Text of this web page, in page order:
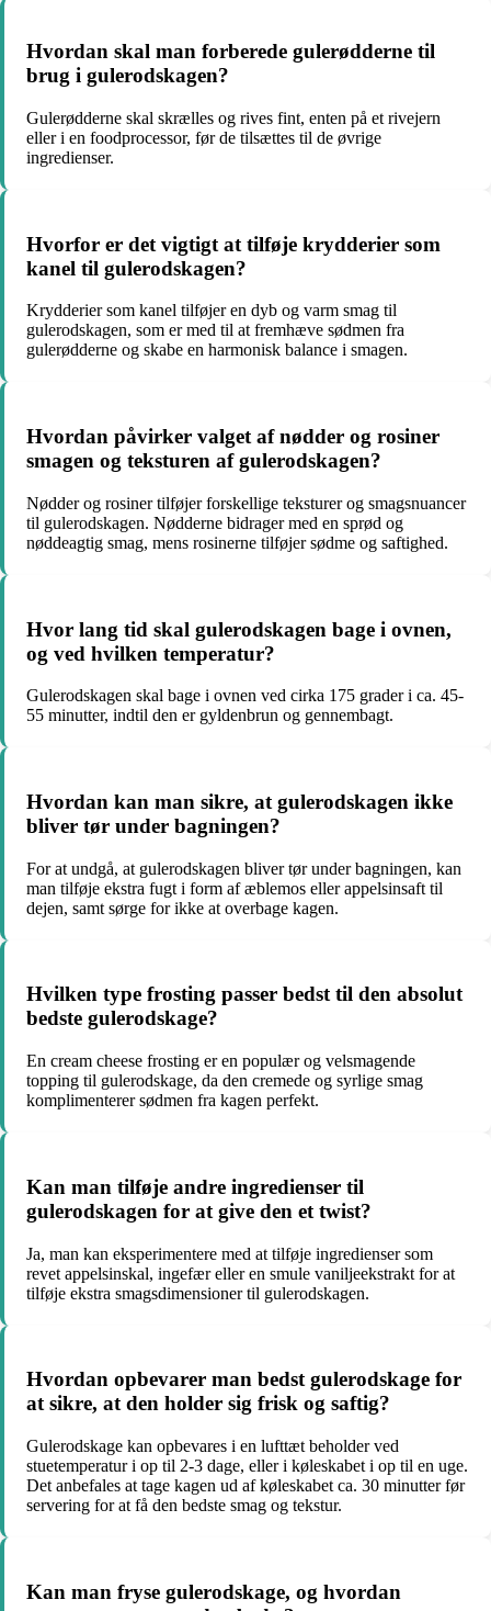
Hvordan skal man forberede gulerødderne til
brug i gulerodskagen?
Gulerødderne skal skrælles og rives fint, enten på et rivejern
eller i en foodprocessor, før de tilsættes til de øvrige
ingredienser.
Hvorfor er det vigtigt at tilføje krydderier som
kanel til gulerodskagen?
Krydderier som kanel tilføjer en dyb og varm smag til
gulerodskagen, som er med til at fremhæve sødmen fra
gulerødderne og skabe en harmonisk balance i smagen.
Hvordan påvirker valget af nødder og rosiner
smagen og teksturen af gulerodskagen?
Nødder og rosiner tilføjer forskellige teksturer og smagsnuancer
til gulerodskagen. Nødderne bidrager med en sprød og
nøddeagtig smag, mens rosinerne tilføjer sødme og saftighed.
Hvor lang tid skal gulerodskagen bage i ovnen,
og ved hvilken temperatur?
Gulerodskagen skal bage i ovnen ved cirka 175 grader i ca. 45-
55 minutter, indtil den er gyldenbrun og gennembagt.
Hvordan kan man sikre, at gulerodskagen ikke
bliver tør under bagningen?
For at undgå, at gulerodskagen bliver tør under bagningen, kan
man tilføje ekstra fugt i form af æblemos eller appelsinsaft til
dejen, samt sørge for ikke at overbage kagen.
Hvilken type frosting passer bedst til den absolut
bedste gulerodskage?
En cream cheese frosting er en populær og velsmagende
topping til gulerodskage, da den cremede og syrlige smag
komplimenterer sødmen fra kagen perfekt.
Kan man tilføje andre ingredienser til
gulerodskagen for at give den et twist?
Ja, man kan eksperimentere med at tilføje ingredienser som
revet appelsinskal, ingefær eller en smule vaniljeekstrakt for at
tilføje ekstra smagsdimensioner til gulerodskagen.
Hvordan opbevarer man bedst gulerodskage for
at sikre, at den holder sig frisk og saftig?
Gulerodskage kan opbevares i en lufttæt beholder ved
stuetemperatur i op til 2-3 dage, eller i køleskabet i op til en uge.
Det anbefales at tage kagen ud af køleskabet ca. 30 minutter før
servering for at få den bedste smag og tekstur.
Kan man fryse gulerodskage, og hvordan